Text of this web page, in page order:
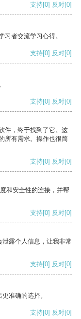
支持[0] 反对[0]
者交流学习心得。
支持[0] 反对[0]
支持[0] 反对[0]
件，终于找到了它。这
所有需求。操作也很简
支持[0] 反对[0]
和安全性的连接，并帮
支持[0] 反对[0]
露个人信息，让我非常
支持[0] 反对[0]
准确的选择。
支持[0] 反对[0]